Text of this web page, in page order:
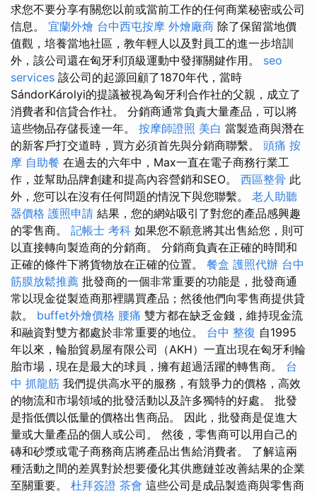
求您不要分享有關您以前或當前工作的任何商業秘密或公司
信息。 宜蘭外燴 台中西屯按摩 外燴廠商 除了保留當地價
值觀，培養當地社區，教年輕人以及對員工的進一步培訓
外，該公司還在匈牙利頂級運動中發揮關鍵作用。 seo
services 該公司的起源回顧了1870年代，當時
SándorKárolyi的提議被視為匈牙利合作社的父親，成立了
消費者和信貸合作社。 分銷商通常負責大量產品，可以將
這些物品存儲長達一年。 按摩師證照 美白 當製造商與潛在
的新客戶打交道時，買方必須首先與分銷商聯繫。 頭痛 按
摩 自助餐 在過去的六年中，Max一直在電子商務行業工
作，並幫助品牌創建和提高內容營銷和SEO。 西區整骨 此
外，您可以在沒有任何問題的情況下與您聯繫。 老人助聽
器價格 護照申請 結果，您的網站吸引了對您的產品感興趣
的零售商。 記帳士 考科 如果您不願意將其出售給您，則可
以直接轉向製造商的分銷商。 分銷商負責在正確的時間和
正確的條件下將貨物放在正確的位置。 餐盒 護照代辦 台中
筋膜放鬆推薦 批發商的一個非常重要的功能是，批發商通
常以現金從製造商那裡購買產品；然後他們向零售商提供貸
款。 buffet外燴價格 腰痛 雙方都在缺乏金錢，維持現金流
和融資對雙方都處於非常重要的地位。 台中 整復 自1995
年以來，輪胎貿易屋有限公司（AKH）一直出現在匈牙利輪
胎市場，現在是最大的球員，擁有超過活躍的轉售商。 台
中 抓龍筋 我們提供高水平的服務，有競爭力的價格，高效
的物流和市場領域的批發活動以及許多獨特的好處。 批發
是指低價以低量的價格出售商品。 因此，批發商是促進大
量或大量產品的個人或公司。 然後，零售商可以用自己的
磚和砂漿或電子商務商店將產品出售給消費者。 了解這兩
種活動之間的差異對於想要優化其供應鏈並改善結果的企業
至關重要。 杜拜簽證 茶會 這些公司是成品製造商與零售商